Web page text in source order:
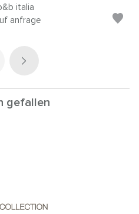
italia
anfrage
gefallen